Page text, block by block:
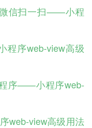
微信扫一扫——小程
序web-view高级
序——小程序web-
web-view高级用法